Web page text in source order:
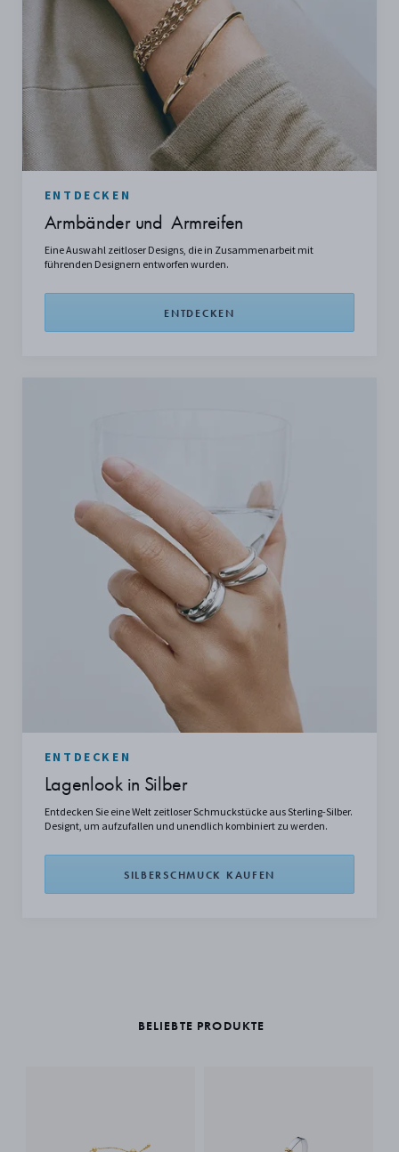
ENTDECKEN
Armbänder und Armreifen
Eine Auswahl zeitloser Designs, die in Zusammenarbeit mit
führenden Designern entworfen wurden.
ENTDECKEN
ENTDECKEN
Lagenlook in Silber
Entdecken Sie eine Welt zeitloser Schmuckstücke aus Sterling-Silber.
Designt, um aufzufallen und unendlich kombiniert zu werden.
SILBERSCHMUCK KAUFEN
BELIEBTE PRODUKTE